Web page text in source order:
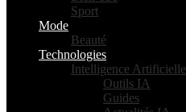
Sport
Mode
Beauté
Technologies
Intelligence Artificielle
Outils IA
Guides